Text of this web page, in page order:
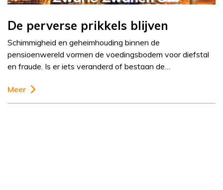
De perverse prikkels blijven
Schimmigheid en geheimhouding binnen de
pensioenwereld vormen de voedingsbodem voor diefstal
en fraude. Is er iets veranderd of bestaan de…
Meer